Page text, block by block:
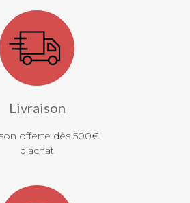
Livraison
offerte dès 500€
d'achat